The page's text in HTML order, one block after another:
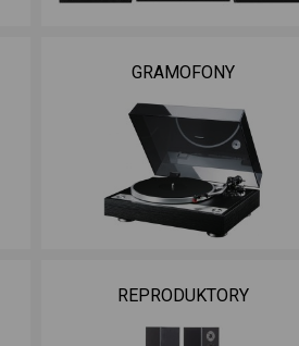
GRAMOFONY
REPRODUKTORY